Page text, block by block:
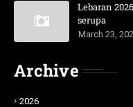
Lebaran
serupa
March 23,
Archive
2026